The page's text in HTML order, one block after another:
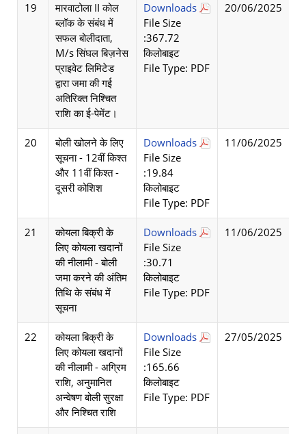
19
मारवाटोला II कोल
ब्लॉक के संबंध में
सफल बोलीदाता,
M/s सिंघल बिज़नेस
प्राइवेट लिमिटेड
द्वारा जमा की गई
अतिरिक्त निश्चित
राशि का ई-पेमेंट।
Downloads
File Size
:367.72
किलोबाइट
File Type: PDF
20/06/2025
20
बोली खोलने के लिए
सूचना - 12वीं किश्त
और 11वीं किश्त -
दूसरी कोशिश
Downloads
File Size
:19.84
किलोबाइट
File Type: PDF
11/06/2025
21
कोयला बिक्री के
लिए कोयला खदानों
की नीलामी - बोली
जमा करने की अंतिम
तिथि के संबंध में
सूचना
Downloads
File Size
:30.71
किलोबाइट
File Type: PDF
11/06/2025
22
कोयला बिक्री के
लिए कोयला खदानों
की नीलामी - अग्रिम
राशि, अनुमानित
अन्वेषण बोली सुरक्षा
और निश्चित राशि
Downloads
File Size
:165.66
किलोबाइट
File Type: PDF
27/05/2025